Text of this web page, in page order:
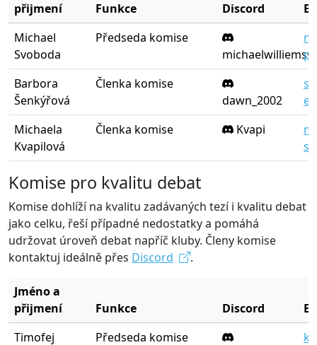
přijmení
Funkce Discord
Michael
Svoboda
Předseda komise
Barbora
Šenkýřová
Členka komise
dawn_2002
Michaela
Kvapilová
Členka komise Kvapi
Komise pro kvalitu debat
Komise dohlíží na kvalitu zadávaných tezí i kvalitu debat
jako celku, řeší případné nedostatky a pomáhá
udržovat úroveň debat napříč kluby. Členy komise
kontaktuj ideálně přes Discord .
Jméno a
přijmení
Funkce Discord
Timofej
Předseda komise